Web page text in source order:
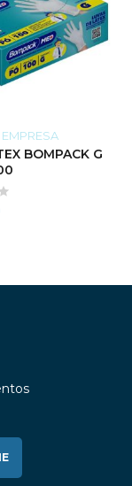
BOMPACK G